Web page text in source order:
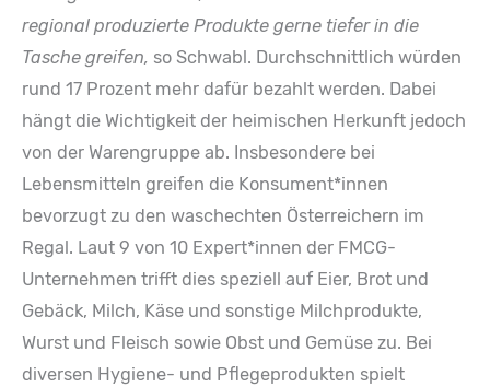
regional produzierte Produkte gerne tiefer in die
Tasche greifen, so Schwabl. Durchschnittlich würden
rund 17 Prozent mehr dafür bezahlt werden. Dabei
hängt die Wichtigkeit der heimischen Herkunft jedoch
von der Warengruppe ab. Insbesondere bei
Lebensmitteln greifen die Konsument*innen
bevorzugt zu den waschechten Österreichern im
Regal. Laut 9 von 10 Expert*innen der FMCG-
Unternehmen trifft dies speziell auf Eier, Brot und
Gebäck, Milch, Käse und sonstige Milchprodukte,
Wurst und Fleisch sowie Obst und Gemüse zu. Bei
diversen Hygiene- und Pflegeprodukten spielt